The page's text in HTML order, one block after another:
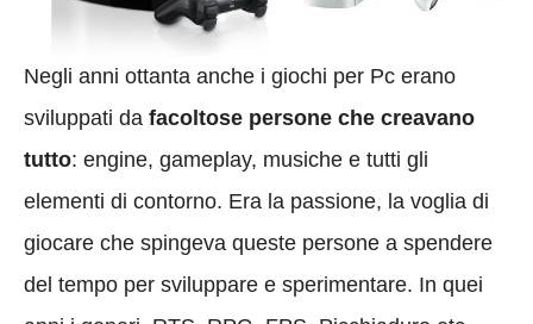
Negli anni ottanta anche i giochi per Pc erano
sviluppati da facoltose persone che creavano
tutto: engine, gameplay, musiche e tutti gli
elementi di contorno. Era la passione, la voglia di
giocare che spingeva queste persone a spendere
del tempo per sviluppare e sperimentare. In quei